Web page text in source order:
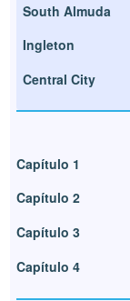
South Almuda
Ingleton
Central City
Capítulo 1
Capítulo 2
Capítulo 3
Capítulo 4